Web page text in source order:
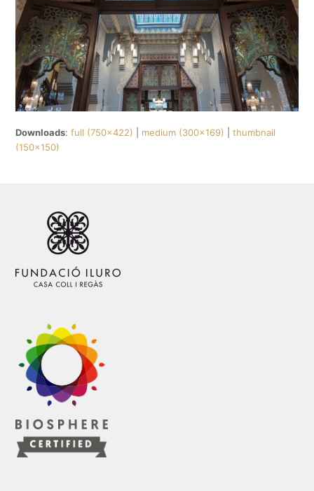
Downloads:full (750x422) medium (300x169) |thumbnail
(150x150)